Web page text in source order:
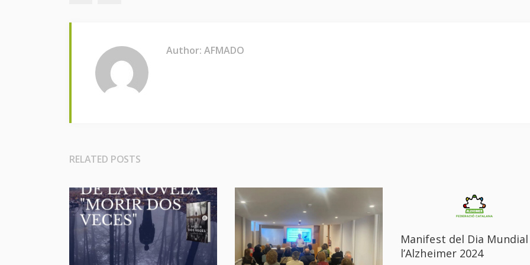
Author: AFMADO
RELATED POSTS
Manifest del Dia
l’Alzheimer 2024